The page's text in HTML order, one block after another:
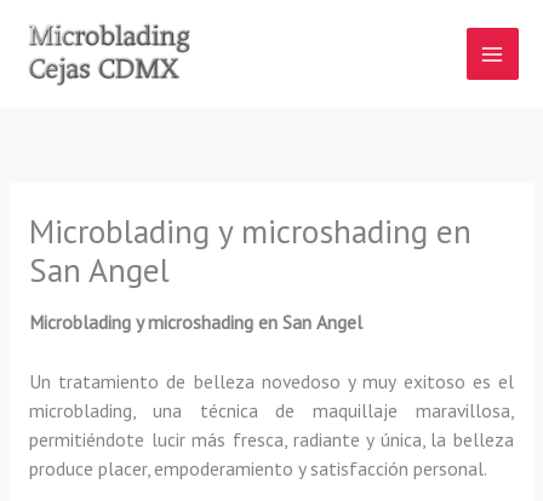
contenido
Microblading y microshading en
San Angel
Microblading y microshading en San Angel
Un tratamiento de belleza novedoso y muy exitoso es el
microblading, una técnica de maquillaje maravillosa,
permitiéndote lucir más fresca, radiante y única, la belleza
produce placer, empoderamiento y satisfacción personal.